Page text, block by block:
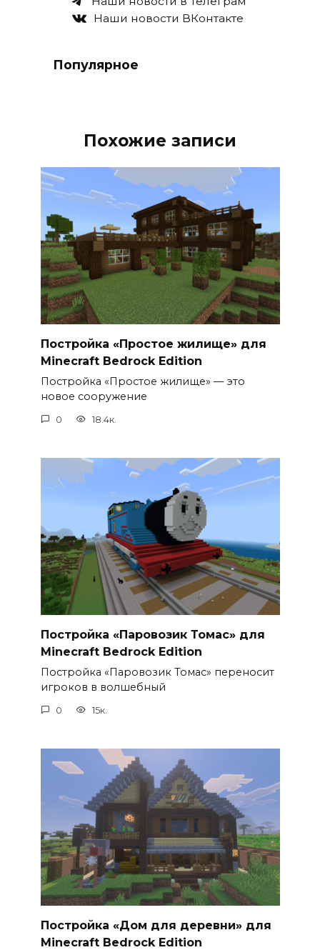
Наши новости ВКонтакте
Популярное
Похожие записи
Постройка «Простое жилище» для
Minecraft Bedrock Edition
Постройка «Простое жилище» — это
новое сооружение
0 18.4к.
Постройка «Паровозик Томас» для
Minecraft Bedrock Edition
Постройка «Паровозик Томас» переносит
игроков в волшебный
0 15к.
Постройка «Дом для деревни» для
Minecraft Bedrock Edition